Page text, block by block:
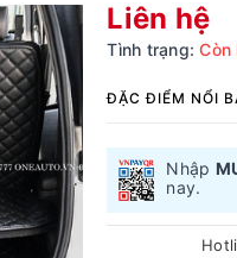
Liên hệ
Tình trạng: Còn
ĐẶC ĐIỂM NỔI
Nhập
nay.